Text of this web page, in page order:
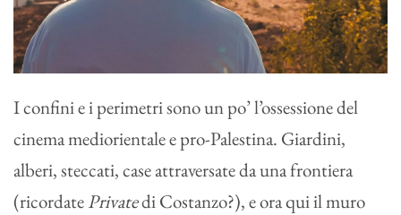
I confini e i perimetri sono un po’ l’ossessione del
cinema mediorientale e pro-Palestina. Giardini,
alberi, steccati, case attraversate da una frontiera
(ricordatePrivatedi Costanzo?), e ora qui il muro